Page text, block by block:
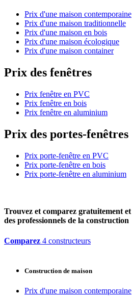
Prix d'une maison contemporaine
Prix d'une maison traditionnelle
Prix d'une maison en bois
Prix d'une maison écologique
Prix d'une maison container
Prix des fenêtres
Prix fenêtre en PVC
Prix fenêtre en bois
Prix fenêtre en aluminium
Prix des portes-fenêtres
Prix porte-fenêtre en PVC
Prix porte-fenêtre en bois
Prix porte-fenêtre en aluminium
Trouvez et comparez gratuitement et
des professionnels de la construction
Comparez 4 constructeurs
Construction de maison
Prix d'une maison contemporaine